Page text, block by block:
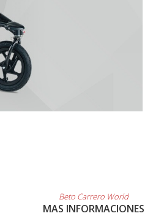
Beto Carrero World
MAS INFORMACIONES